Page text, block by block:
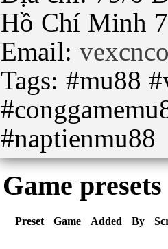
Hồ Chí Minh
Email:
Tags: #mu88
#naptienmu88
Game presets
Preset Game Added By